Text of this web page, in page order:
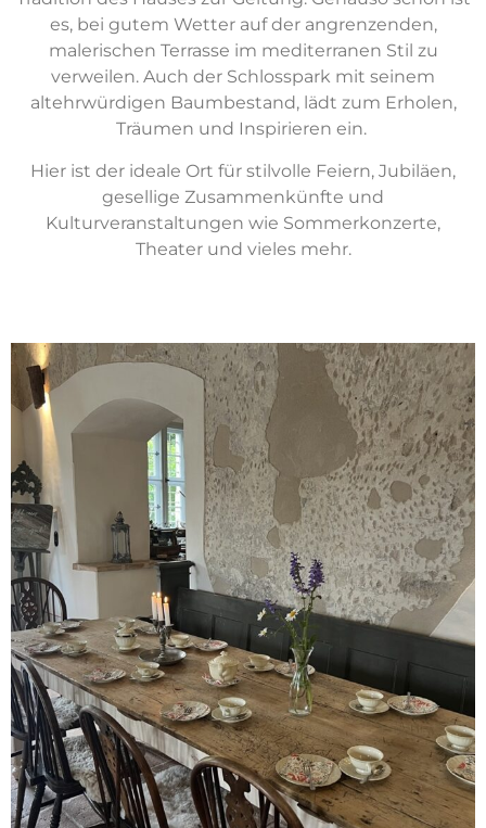
es, bei gutem Wetter auf der angrenzenden,
malerischen Terrasse im mediterranen Stil zu
verweilen. Auch der Schlosspark mit seinem
altehrwürdigen Baumbestand, lädt zum Erholen,
Träumen und Inspirieren ein.
Hier ist der ideale Ort für stilvolle Feiern, Jubiläen,
gesellige Zusammenkünfte und
Kulturveranstaltungen wie Sommerkonzerte,
Theater und vieles mehr.